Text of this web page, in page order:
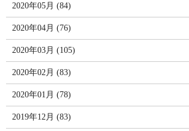
2020年05月 (84)
2020年04月 (76)
2020年03月 (105)
2020年02月 (83)
2020年01月 (78)
2019年12月 (83)